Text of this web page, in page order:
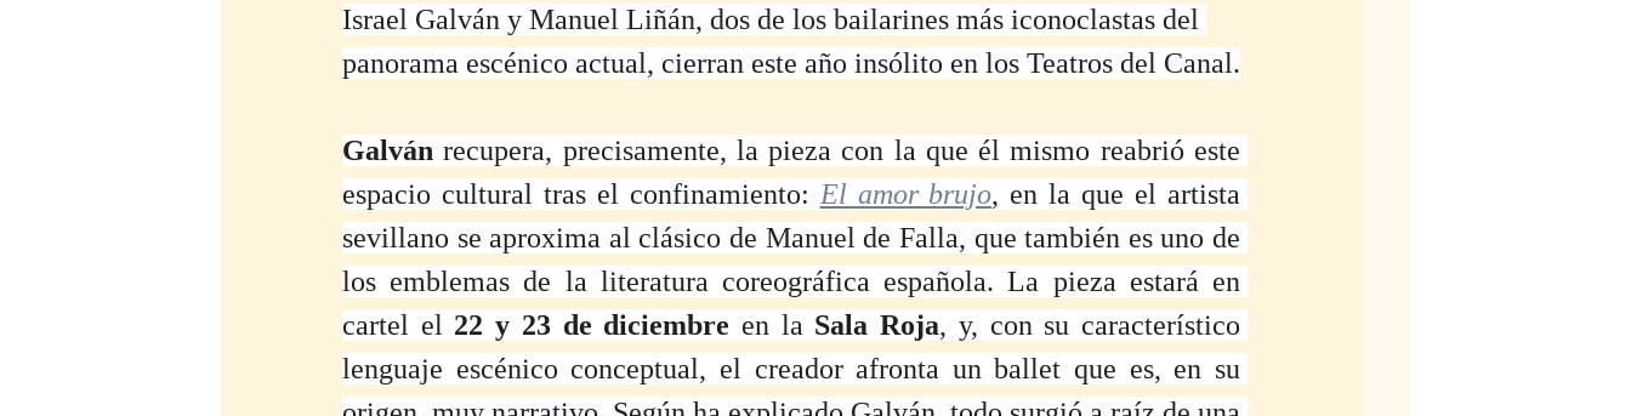
Israel Galván y Manuel Liñán, dos de los bailarines más iconoclastas del
panorama escénico actual, cierran este año insólito en los Teatros del Canal.
Galván recupera, precisamente, la pieza con la que él mismo reabrió este
espacio cultural tras el confinamiento: El amor brujo, en la que el artista
sevillano se aproxima al clásico de Manuel de Falla, que también es uno de
los emblemas de la literatura coreográfica española. La pieza estará en
cartel el 22 y 23 de diciembre en la Sala Roja, y, con su característico
lenguaje escénico conceptual, el creador afronta un ballet que es, en su